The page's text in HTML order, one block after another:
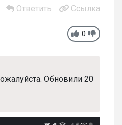
Ответить Ссылка
0
Обновили 20